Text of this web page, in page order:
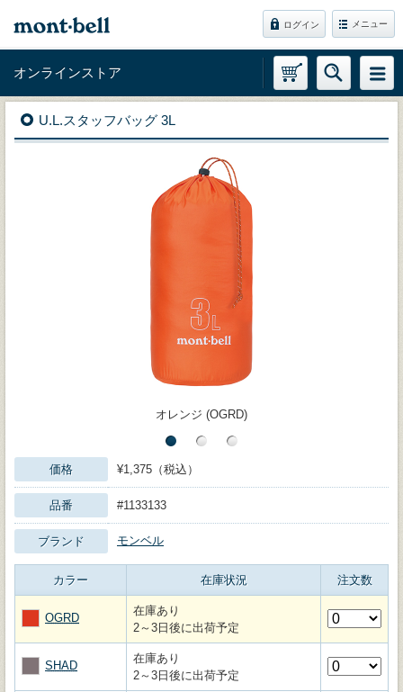
ログイン メニュー
オンラインストア
U.L.スタッフバッグ 3L
オレンジ (OGRD)
価格 ¥1,375（税込）
品番 #1133133
ブランド モンベル
カラー 在庫状況 注文数
OGRD
在庫あり
2～3日後に出荷予定
SHAD
在庫あり
2～3日後に出荷予定